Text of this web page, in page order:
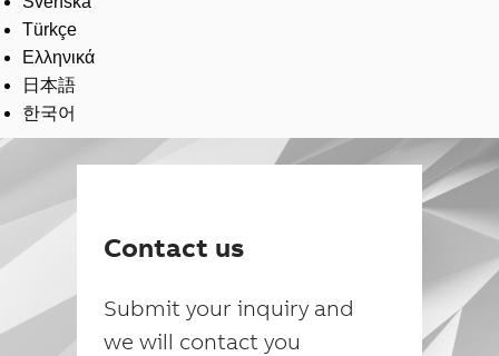
Türkçe
Ελληνικά
日本語
한국어
Contact us
Submit your inquiry and
we will contact you